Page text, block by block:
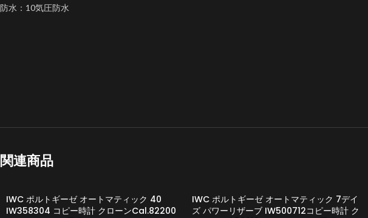
防水：10気圧防水
関連商品
IWC ポルトギーゼ オートマティック 40
IW358304 コピー時計 クローンCal.82200
IWC ポルトギーゼ オートマティック 7デイ
ズ パワーリザーブ IW500712コピー時計 ク